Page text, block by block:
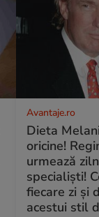
Avantaje.ro
Dieta
oricine!
urmează
specialiști!
fiecare zi și
acestui stil